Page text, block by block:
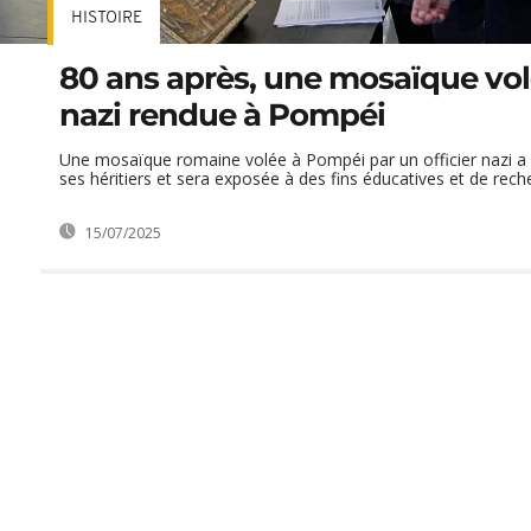
HISTOIRE
80 ans après, une mosaïque
nazi rendue à Pompéi
Une mosaïque romaine volée à Pompéi par un officier nazi
ses héritiers et sera exposée à des fins éducatives et de
15/07/2025